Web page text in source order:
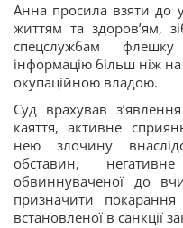
Анна просила взяти до
життям та здоровʼям,
спецслужбам
інформацію більш ніж на
окупаційною владою.
Суд врахував
каяття, активне
нею злочину
обставин,
обвиннуваченої до
призначити
встановленої в санкції